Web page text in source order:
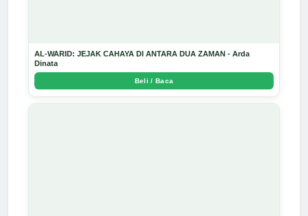
AL-WARID: JEJAK CAHAYA DI ANTARA DUA ZAMAN - Arda
Dinata
Beli / Baca